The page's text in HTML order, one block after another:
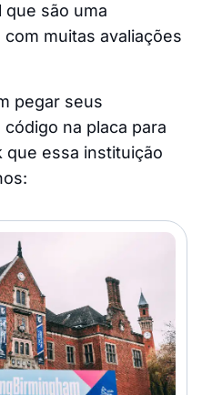
são uma
muitas avaliações
pegar seus
na placa para
essa instituição